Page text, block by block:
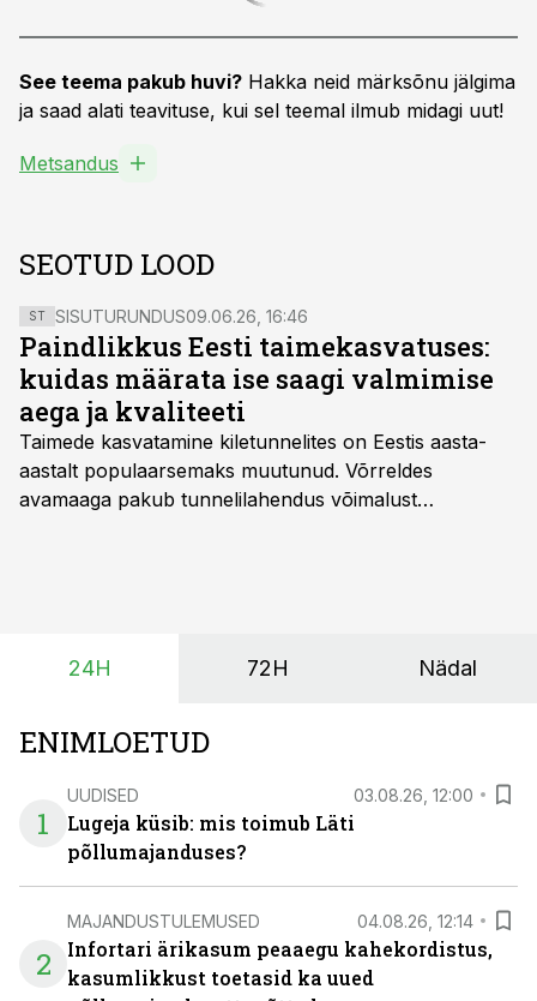
See teema pakub huvi? Hakka neid märksõnu jälgima
ja saad alati teavituse, kui sel teemal ilmub midagi uut!
Metsandus
SEOTUD LOOD
ST SISUTURUNDUS09.06.26, 16:46
Paindlikkus Eesti taimekasvatuses:
kuidas määrata ise saagi valmimise
aega ja kvaliteeti
Taimede kasvatamine kiletunnelites on Eestis aasta-
aastalt populaarsemaks muutunud. Võrreldes
avamaaga pakub tunnelilahendus võimalust
24H 72H Nädal
ENIMLOETUD
1
UUDISED 03.08.26, 12:00
Lugeja küsib: mis toimub Läti
põllumajanduses?
2
MAJANDUSTULEMUSED 04.08.26, 12:14
Infortari ärikasum peaaegu kahekordistus,
kasumlikkust toetasid ka uued